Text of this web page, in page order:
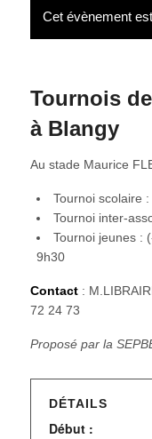
Cet évènement
Tournois
à Blangy
Au stade Maurice
Tournoi scolaire
Tournoi inter-
Tournoi jeunes :
9h30
Contact :
72 24 73
Proposé par la
DÉTAILS
Début :